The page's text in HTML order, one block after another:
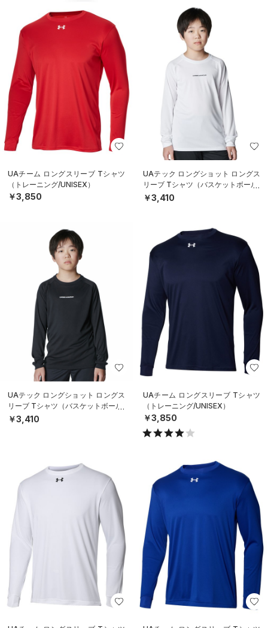
UAチーム ロングスリーブ Tシャツ
（トレーニング/UNISEX）
￥3,850
UAテック ロングショット ロングス
リーブ Tシャツ（バスケットボール/
BOYS）
￥3,410
UAテック ロングショット ロングス
リーブ Tシャツ（バスケットボール/
BOYS）
￥3,410
UAチーム ロングスリーブ Tシャツ
（トレーニング/UNISEX）
￥3,850